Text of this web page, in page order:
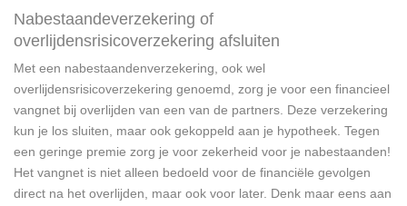
Nabestaandeverzekering of
overlijdensrisicoverzekering afsluiten
Met een nabestaandenverzekering, ook wel
overlijdensrisicoverzekering genoemd, zorg je voor een financieel
vangnet bij overlijden van een van de partners. Deze verzekering
kun je los sluiten, maar ook gekoppeld aan je hypotheek. Tegen
een geringe premie zorg je voor zekerheid voor je nabestaanden!
Het vangnet is niet alleen bedoeld voor de financiële gevolgen
direct na het overlijden, maar ook voor later. Denk maar eens aan